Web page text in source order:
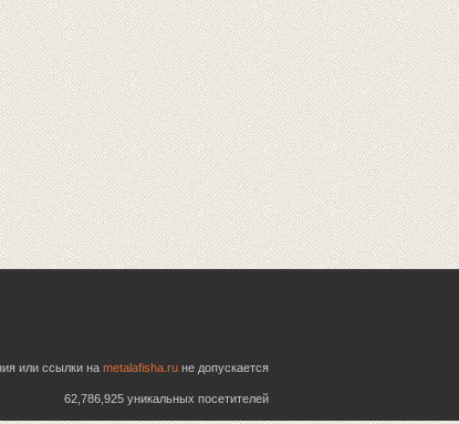
или ссылки на metalafisha.ru не допускается
62,786,925 уникальных посетителей